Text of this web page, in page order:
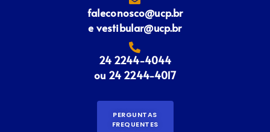
faleconosco@ucp.br
e vestibular@ucp.br
24 2244-4044
ou 24 2244-4017
PERGUNTAS
FREQUENTES